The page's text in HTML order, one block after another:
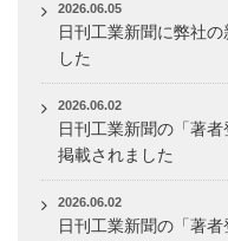
2026.06.05
日刊工業新聞に弊社
した
2026.06.02
日刊工業新聞の「著
掲載されました
2026.06.02
日刊工業新聞の「著